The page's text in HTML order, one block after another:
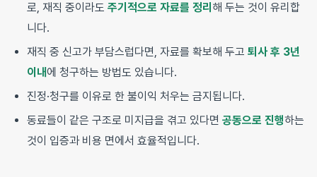
로, 재직 중이라도 주기적으로 자료를 정리 해 두는 것이 유리합
니다.
재직 중 신고가 부담스럽다면, 자료를 확보해 두고 퇴사 후 3년
이내에 청구하는 방법도 있습니다.
진정·청구를 이유로 한 불이익 처우는 금지됩니다.
동료들이 같은 구조로 미지급을 겪고 있다면 공동으로 진행하는
것이 입증과 비용 면에서 효율적입니다.